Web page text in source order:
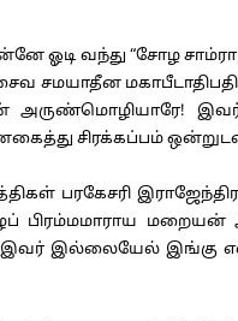
ஓடி வந்து “சோழ
சமயாதீன
இவர்
சிரக்கப்பம்
பரகேசரி
மறையன்
இல்லையேல் இங்கு